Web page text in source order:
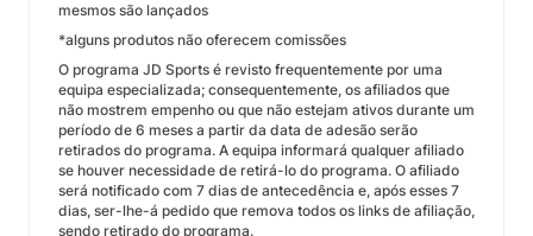
mesmos são lançados
*alguns produtos não oferecem comissões
O programa JD Sports é revisto frequentemente por uma
equipa especializada; consequentemente, os afiliados que
não mostrem empenho ou que não estejam ativos durante um
período de 6 meses a partir da data de adesão serão
retirados do programa. A equipa informará qualquer afiliado
se houver necessidade de retirá-lo do programa. O afiliado
será notificado com 7 dias de antecedência e, após esses 7
dias, ser-lhe-á pedido que remova todos os links de afiliação,
sendo retirado do programa.